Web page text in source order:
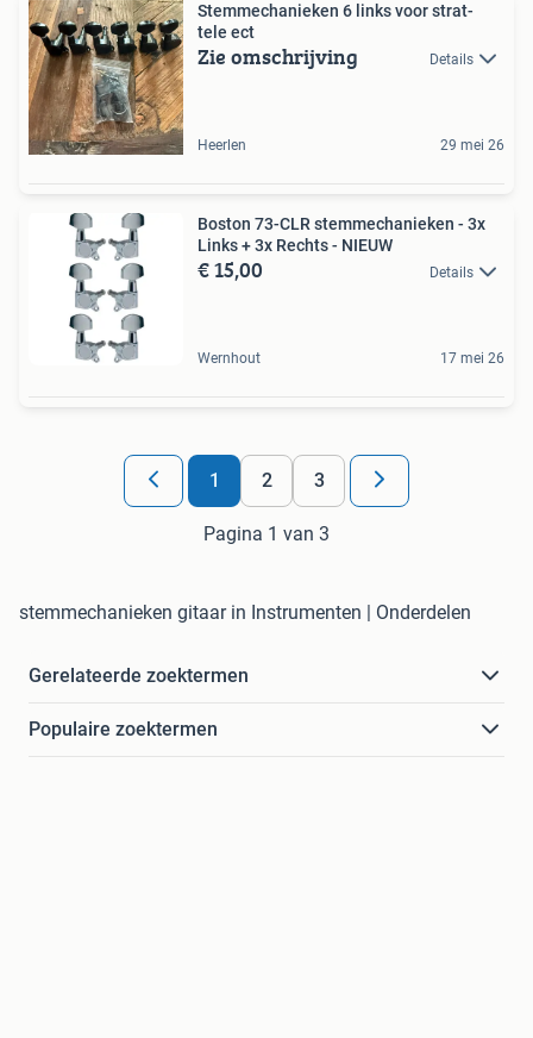
Stemmechanieken 6 links voor strat-
tele ect
Zie omschrijving Details
Heerlen 29 mei 26
Boston 73-CLR stemmechanieken - 3x
Links + 3x Rechts - NIEUW
€ 15,00 Details
Wernhout 17 mei 26
1 2 3
Pagina 1 van 3
stemmechanieken gitaar in Instrumenten | Onderdelen
Gerelateerde zoektermen
Populaire zoektermen